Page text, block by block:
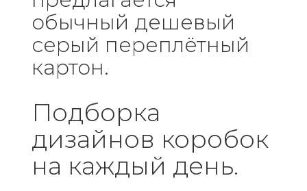
обычный дешевый
серый переплётный
картон.
Подборка
дизайнов коробок
на каждый день.